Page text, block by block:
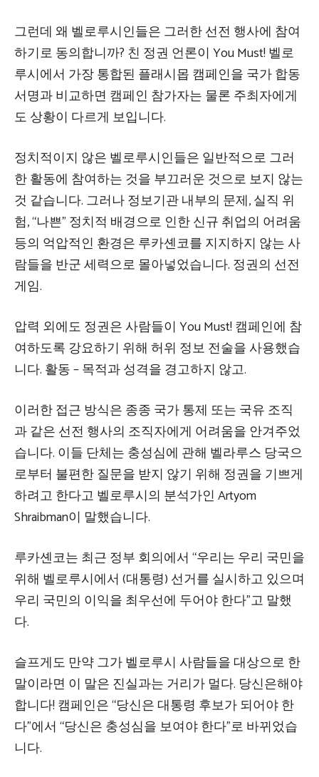
그런데 왜 벨로루시인들은 그러한 선전 행사에 참여
하기로 동의합니까? 친 정권 언론이 You Must! 벨로
루시에서 가장 통합된 플래시몹 캠페인을 국가 합동
서명과 비교하면 캠페인 참가자는 물론 주최자에게
도 상황이 다르게 보입니다.
정치적이지 않은 벨로루시인들은 일반적으로 그러
한 활동에 참여하는 것을 부끄러운 것으로 보지 않는
것 같습니다. 그러나 정보기관 내부의 문제, 실직 위
험, “나쁜” 정치적 배경으로 인한 신규 취업의 어려움
등의 억압적인 환경은 루카셴코를 지지하지 않는 사
람들을 반군 세력으로 몰아넣었습니다. 정권의 선전
게임.
압력 외에도 정권은 사람들이 You Must! 캠페인에 참
여하도록 강요하기 위해 허위 정보 전술을 사용했습
니다. 활동 – 목적과 성격을 경고하지 않고.
이러한 접근 방식은 종종 국가 통제 또는 국유 조직
과 같은 선전 행사의 조직자에게 어려움을 안겨주었
습니다. 이들 단체는 충성심에 관해 벨라루스 당국으
로부터 불편한 질문을 받지 않기 위해 정권을 기쁘게
하려고 한다고 벨로루시의 분석가인 Artyom
Shraibman이 말했습니다.
루카셴코는 최근 정부 회의에서 “우리는 우리 국민을
위해 벨로루시에서 (대통령) 선거를 실시하고 있으며
우리 국민의 이익을 최우선에 두어야 한다”고 말했
다.
슬프게도 만약 그가 벨로루시 사람들을 대상으로 한
말이라면 이 말은 진실과는 거리가 멀다. 당신은해야
합니다! 캠페인은 “당신은 대통령 후보가 되어야 한
다”에서 “당신은 충성심을 보여야 한다”로 바뀌었습
니다.